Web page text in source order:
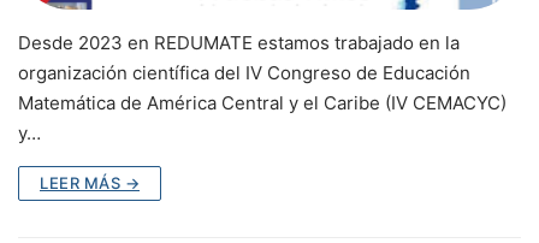
Desde 2023 en REDUMATE estamos trabajado en la
organización científica del IV Congreso de Educación
Matemática de América Central y el Caribe (IV CEMACYC)
y…
LEER MÁS →